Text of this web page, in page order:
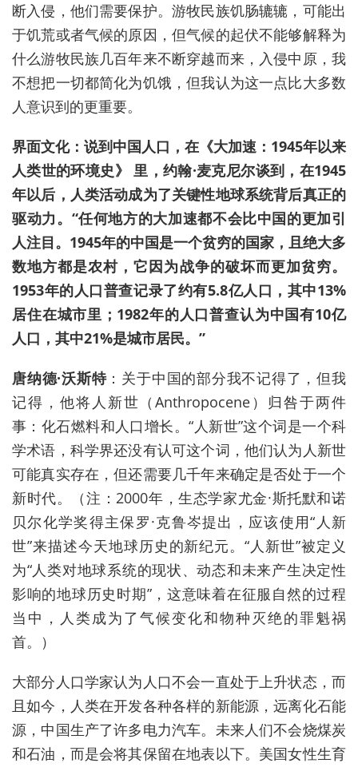
断入侵，他们需要保护。游牧民族饥肠辘辘，可能出
于饥荒或者气候的原因，但气候的起伏不能够解释为
什么游牧民族几百年来不断穿越而来，入侵中原，我
不想把一切都简化为饥饿，但我认为这一点比大多数
人意识到的更重要。
界面文化：说到中国人口，在《大加速：1945年以来
人类世的环境史》 里，约翰·麦克尼尔谈到，在1945
年以后，人类活动成为了关键性地球系统背后真正的
驱动力。“任何地方的大加速都不会比中国的更加引
人注目。1945年的中国是一个贫穷的国家，且绝大多
数地方都是农村，它因为战争的破坏而更加贫穷。
1953年的人口普查记录了约有5.8亿人口，其中13%
居住在城市里；1982年的人口普查认为中国有10亿
人口，其中21%是城市居民。”
唐纳德·沃斯特： 关于中国的部分我不记得了，但我
记得，他将 人新世（Anthropocene ） 归咎于两件
事：化石燃料和人口增长。“人新世”这个词是一个科
学术语，科学界还没有认可这个词，他们认为 人新世
可能真实存在，但还需要几千年来确定是否处于一个
新时代。（注：2000年，生态学家尤金·斯托默和诺
贝尔化学奖得主保罗·克鲁岑提出，应该使用“人新
世”来描述今天地球历史的新纪元。“人新世”被定义
为“人类对地球系统的现状、动态和未来产生决定性
影响的地球历史时期”，这意味着在征服自然的过程
当中，人类成为了气候变化和物种灭绝的罪魁祸
首。
）
大部分人口学家认为人口不会一直处于上升状态，而
且如今，人类在开发各种各样的新能源，远离化石能
源，中国生产了许多电力汽车。未来人们不会烧煤炭
和石油，而是会将其保留在地表以下。 美国女性生育